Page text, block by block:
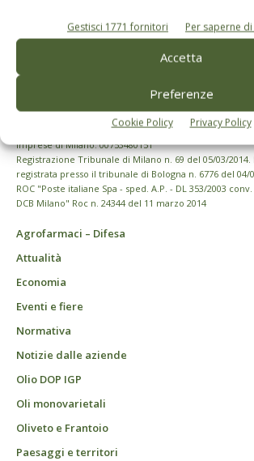
Gestisci 1771 fornitori Per saperne
Accetta
Preferenze
Cookie Policy Privacy Policy
© Tecniche Nuove Spa. Tutti i diritti riservati. Sede
20157 Milano | Codice fiscale, Partita IVA e Iscrizione al
imprese di Milano: 00753480151
Registrazione Tribunale di Milano n. 69 del 05/03/
registrata presso il tribunale di Bologna n. 6776 del 04/
ROC "Poste italiane Spa - sped. A.P. - DL 353/2003
DCB Milano" Roc n. 24344 del 11 marzo 2014
Agrofarmaci – Difesa
Attualità
Economia
Eventi e fiere
Normativa
Notizie dalle aziende
Olio DOP IGP
Oli monovarietali
Oliveto e Frantoio
Paesaggi e territori